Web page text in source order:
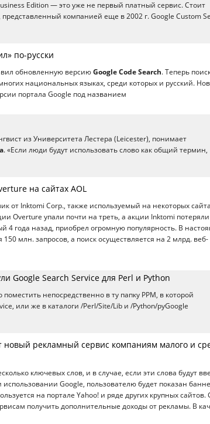
Edition — это уже не первый платный сервис. Стоит
представленный компанией еще в 2002 г. Google Custom
по-русски
обновленную версию Google Code Search. Теперь
национальных языках, среди которых и русский.
портала Google под названием
из Университета Лестера (Leicester), понимает
. «Если люди будут использовать слово как общий термин,
на сайтах AOL
от Inktomi Corp., также используемый на некоторых
Overture упали почти на треть, а акции Inktomi
4 года назад, приобрел огромную популярность. В
млн. запросов, а поиск осуществляется на 2 млрд. веб-
Google Search Service для Perl и Python
непосредственно в ту папку РРМ, в которой
или же в каталоги /Perl/Site/Lib и /Python/pyGoogle
новый рекламный сервис компаниям малого и
ключевых слов, и в случае, если эти слова будут
использовании Google, пользователю будет показан
на портале Yahoo! и ряде других крупных сайтов.
получить дополнительные доходы от рекламы. В